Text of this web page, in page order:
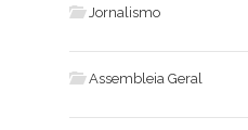
Jornalismo
Assembleia Geral